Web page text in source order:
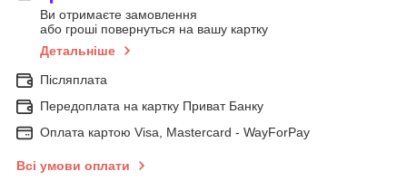
Ви отримаєте замовлення
або гроші повернуться на вашу картку
Детальніше
Післяплата
Передоплата на картку Приват Банку
Оплата картою Visa, Mastercard - WayForPay
Всі умови оплати